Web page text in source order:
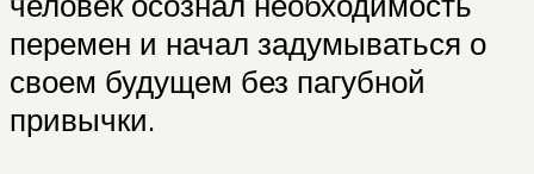
перемен и начал задумываться о
своем будущем без пагубной
привычки.